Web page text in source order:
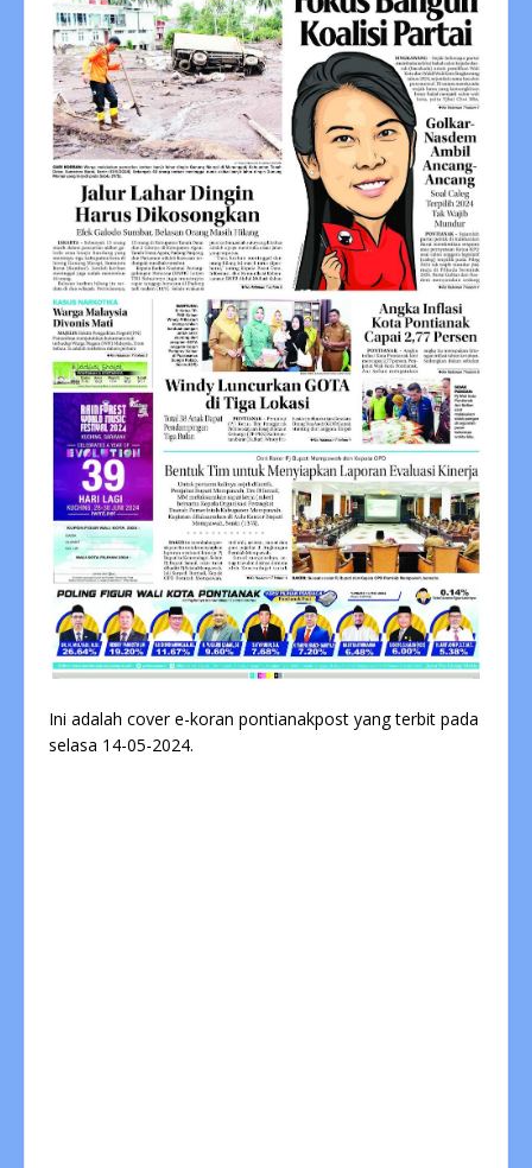
Ini adalah cover e-koran pontianakpost yang terbit pada
selasa 14-05-2024.